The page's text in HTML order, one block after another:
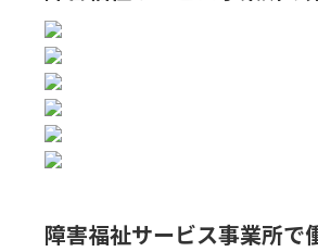
障害福祉サービス事業所で